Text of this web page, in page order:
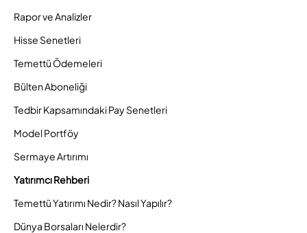
Rapor ve Analizler
Hisse Senetleri
Temettü Ödemeleri
Bülten Aboneliği
Tedbir Kapsamındaki Pay Senetleri
Model Portföy
Sermaye Artırımı
Yatırımcı Rehberi
Temettü Yatırımı Nedir? Nasıl Yapılır?
Dünya Borsaları Nelerdir?